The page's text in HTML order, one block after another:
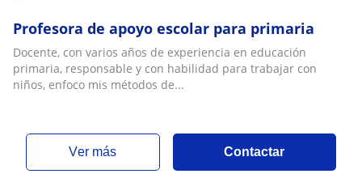
Profesora de apoyo escolar para primaria
Docente, con varios años de experiencia en educación
primaria, responsable y con habilidad para trabajar con
niños, enfoco mis métodos de...
ver más Contactar